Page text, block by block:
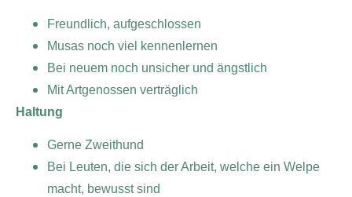
Freundlich, aufgeschlossen
Musas noch viel kennenlernen
Bei neuem noch unsicher und ängstlich
Mit Artgenossen verträglich
Haltung
Gerne Zweithund
Bei Leuten, die sich der Arbeit, welche ein Welpe
macht, bewusst sind